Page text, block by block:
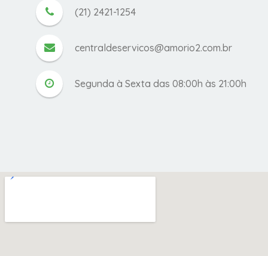
(21) 2421-1254
centraldeservicos@amorio2.com.br
Segunda à Sexta das 08:00h às 21:00h